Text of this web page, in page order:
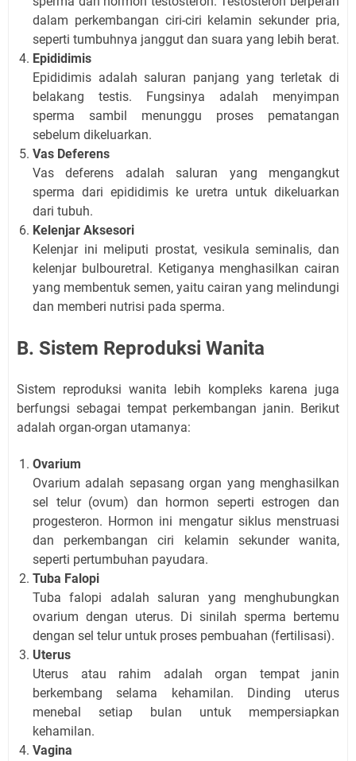
dalam perkembangan ciri-ciri kelamin sekunder pria,
seperti tumbuhnya janggut dan suara yang lebih berat.
Epididimis
Epididimis adalah saluran panjang yang terletak di
belakang testis. Fungsinya adalah menyimpan
sperma sambil menunggu proses pematangan
sebelum dikeluarkan.
Vas Deferens
Vas deferens adalah saluran yang mengangkut
sperma dari epididimis ke uretra untuk dikeluarkan
dari tubuh.
Kelenjar Aksesori
Kelenjar ini meliputi prostat, vesikula seminalis, dan
kelenjar bulbouretral. Ketiganya menghasilkan cairan
yang membentuk semen, yaitu cairan yang melindungi
dan memberi nutrisi pada sperma.
B. Sistem Reproduksi Wanita
Sistem reproduksi wanita lebih kompleks karena juga
berfungsi sebagai tempat perkembangan janin. Berikut
adalah organ-organ utamanya:
Ovarium
Ovarium adalah sepasang organ yang menghasilkan
sel telur (ovum) dan hormon seperti estrogen dan
progesteron. Hormon ini mengatur siklus menstruasi
dan perkembangan ciri kelamin sekunder wanita,
seperti pertumbuhan payudara.
Tuba Falopi
Tuba falopi adalah saluran yang menghubungkan
ovarium dengan uterus. Di sinilah sperma bertemu
dengan sel telur untuk proses pembuahan (fertilisasi).
Uterus
Uterus atau rahim adalah organ tempat janin
berkembang selama kehamilan. Dinding uterus
menebal setiap bulan untuk mempersiapkan
kehamilan.
Vagina